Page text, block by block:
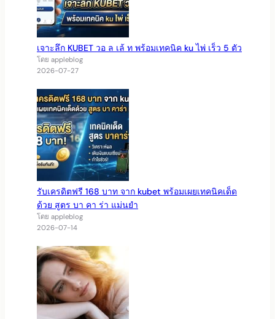
เจาะลึก KUBET วอ ล เล้ ท พร้อมเทคนิค ku ไพ่ เร็ว 5 ตัว
โดย appleblog
2026-07-27
รับเครดิตฟรี 168 บาท จาก kubet พร้อมเผยเทคนิคเด็ด
ด้วย สูตร บา คา ร่า แม่นยำ
โดย appleblog
2026-07-14